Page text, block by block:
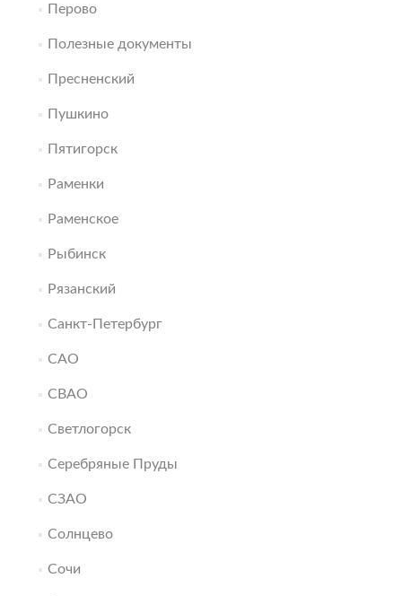
Перово
Полезные документы
Пресненский
Пушкино
Пятигорск
Раменки
Раменское
Рыбинск
Рязанский
Санкт-Петербург
САО
СВАО
Светлогорск
Серебряные Пруды
СЗАО
Солнцево
Сочи